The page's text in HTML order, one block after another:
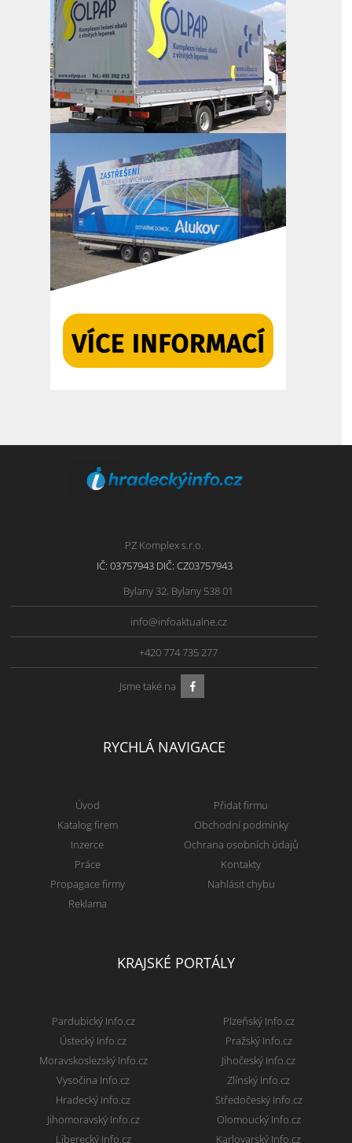
PZ Komplex s.r.o.
IČ: 03757943 DIČ: CZ03757943
Bylany 32, Bylany 538 01
info@infoaktualne.cz
+420 774 735 277
Jsme také na
RYCHLÁ NAVIGACE
Úvod
Katalog firem
Inzerce
Práce
Propagace firmy
Reklama
Přidat firmu
Obchodní podmínky
Ochrana osobních údajů
Kontakty
Nahlásit chybu
KRAJSKÉ PORTÁLY
Pardubický Info.cz
Ústecký Info.cz
Moravskoslezský Info.cz
Vysočina Info.cz
Hradecký Info.cz
Jihomoravský Info.cz
Liberecký Info.cz
Plzeňský Info.cz
Pražský Info.cz
Jihočeský Info.cz
Zlínský Info.cz
Středočeský Info.cz
Olomoucký Info.cz
Karlovarský Info.cz